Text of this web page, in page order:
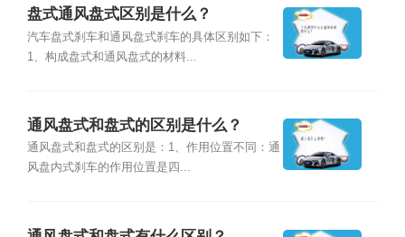
盘式通风盘式区别是什么？
汽车盘式刹车和通风盘式刹车的具体区别如下：
1、构成盘式和通风盘式的材料...
通风盘式和盘式的区别是什么？
通风盘式和盘式的区别是：1、作用位置不同：通
风盘内式刹车的作用位置是四...